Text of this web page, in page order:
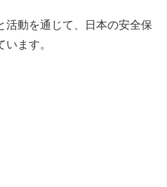
活動を通じて、日本の安全保
ます。